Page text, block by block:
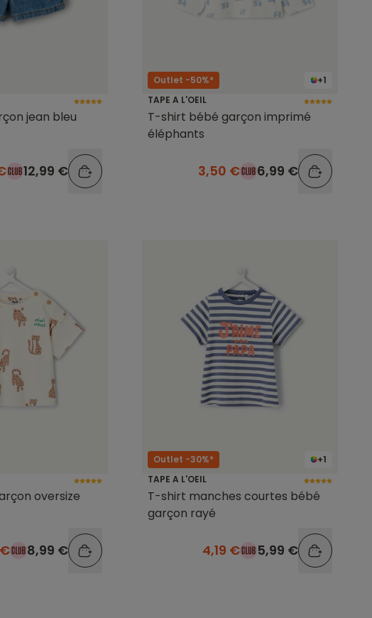
jean bleu
12,99 €
+1
Outlet -50%*
TAPE A L'OEIL
T-shirt bébé garçon imprimé
éléphants
3,50 € 6,99 €
oversize
8,99 €
+1
Outlet -30%*
TAPE A L'OEIL
T-shirt manches courtes bébé
garçon rayé
4,19 € 5,99 €